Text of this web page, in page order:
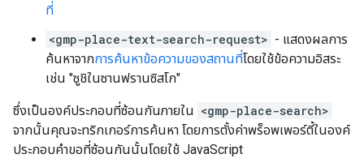
ที่
<gmp-place-text-search-request> - แสดงผลการ
ค้นหาจากการค้นหาข้อความของสถานที่โดยใช้ข้อความอิสระ
เช่น "ซูชิในซานฟรานซิสโก"
ซึ่งเป็นองค์ประกอบที่ซ้อนกันภายใน <gmp-place-search>
จากนั้นคุณจะทริกเกอร์การค้นหา โดยการตั้งค่าพร็อพเพอร์ตี้ในองค์
ประกอบคำขอที่ซ้อนกันนั้นโดยใช้ JavaScript